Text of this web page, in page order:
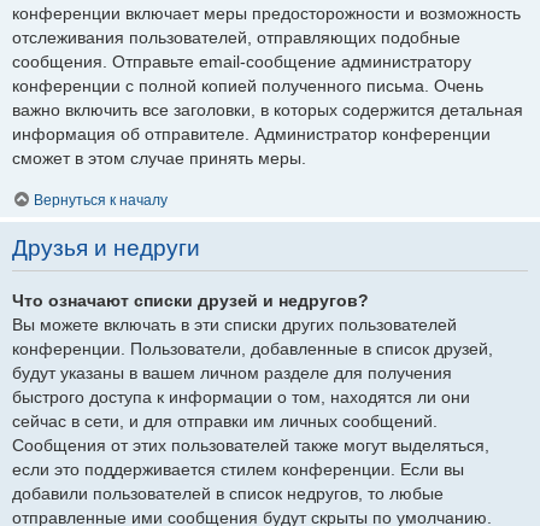
конференции включает меры предосторожности и возможность
отслеживания пользователей, отправляющих подобные
сообщения. Отправьте email-сообщение администратору
конференции с полной копией полученного письма. Очень
важно включить все заголовки, в которых содержится детальная
информация об отправителе. Администратор конференции
сможет в этом случае принять меры.
Вернуться к началу
Друзья и недруги
Что означают списки друзей и недругов?
Вы можете включать в эти списки других пользователей
конференции. Пользователи, добавленные в список друзей,
будут указаны в вашем личном разделе для получения
быстрого доступа к информации о том, находятся ли они
сейчас в сети, и для отправки им личных сообщений.
Сообщения от этих пользователей также могут выделяться,
если это поддерживается стилем конференции. Если вы
добавили пользователей в список недругов, то любые
отправленные ими сообщения будут скрыты по умолчанию.